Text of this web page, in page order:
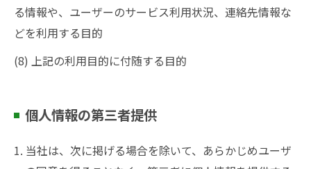
る情報や、ユーザーのサービス利用状況、連絡先情報な
どを利用する目的
(8) 上記の利用目的に付随する目的
個人情報の第三者提供
1. 当社は、次に掲げる場合を除いて、あらかじめユーザ